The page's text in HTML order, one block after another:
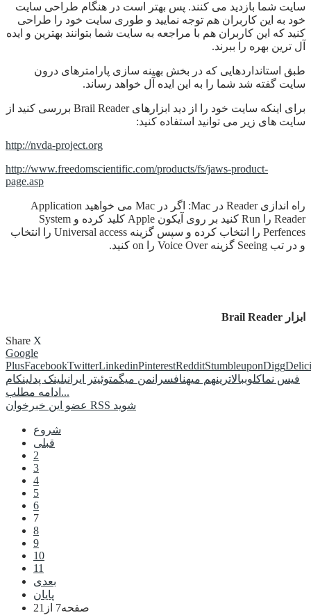
سایت شما بازدید می کنند. پس بهتر است در هنگام طراحی سایت
خود به این کاربران هم توجه نمایید و طوری سایت خود را طراحی
کنید که این کاربران هم با مراجعه به سایت شما بتوانند بهترین و ایده
آل ترین بهره را ببرند.
طبق استانداردهایی که در بخش بهینه سازی پارامترهای درون
سایت گفته شد شما را به این ایده آل خواهد رساند.
برای اینکه سایت خود را از دید ابزارهای Brail Reader بررسی کنید از
سایت های زیر می توانید استفاده کنید:
http://nvda-project.org
http://www.freedomscientific.com/products/fs/jaws-product-
page.asp
راه اندازی Reader در Mac: اگر در Mac می خواهید Application
Reader را Run کنید بر روی آیکون Apple کلید کرده و System
Perfences را انتخاب کرده و سپس گزینه Universal access را انتخاب
و در تب Seeing گزینه Voice Over را on کنید.
ابزار Brail Reader
Share X
Google
PlusFacebookTwitterLinkedinPinterestRedditStumbleuponDigg
فیس نماکلوببالاترینهم میهنافسرانمن میگمتوئیتر ایرانیلینک پدلینکام
ادامه مطلب...
عضو این خبرخوان RSS شوید
شروع
قبلی
2
3
4
5
6
7
8
9
10
11
بعدی
پایان
صفحه7 از21